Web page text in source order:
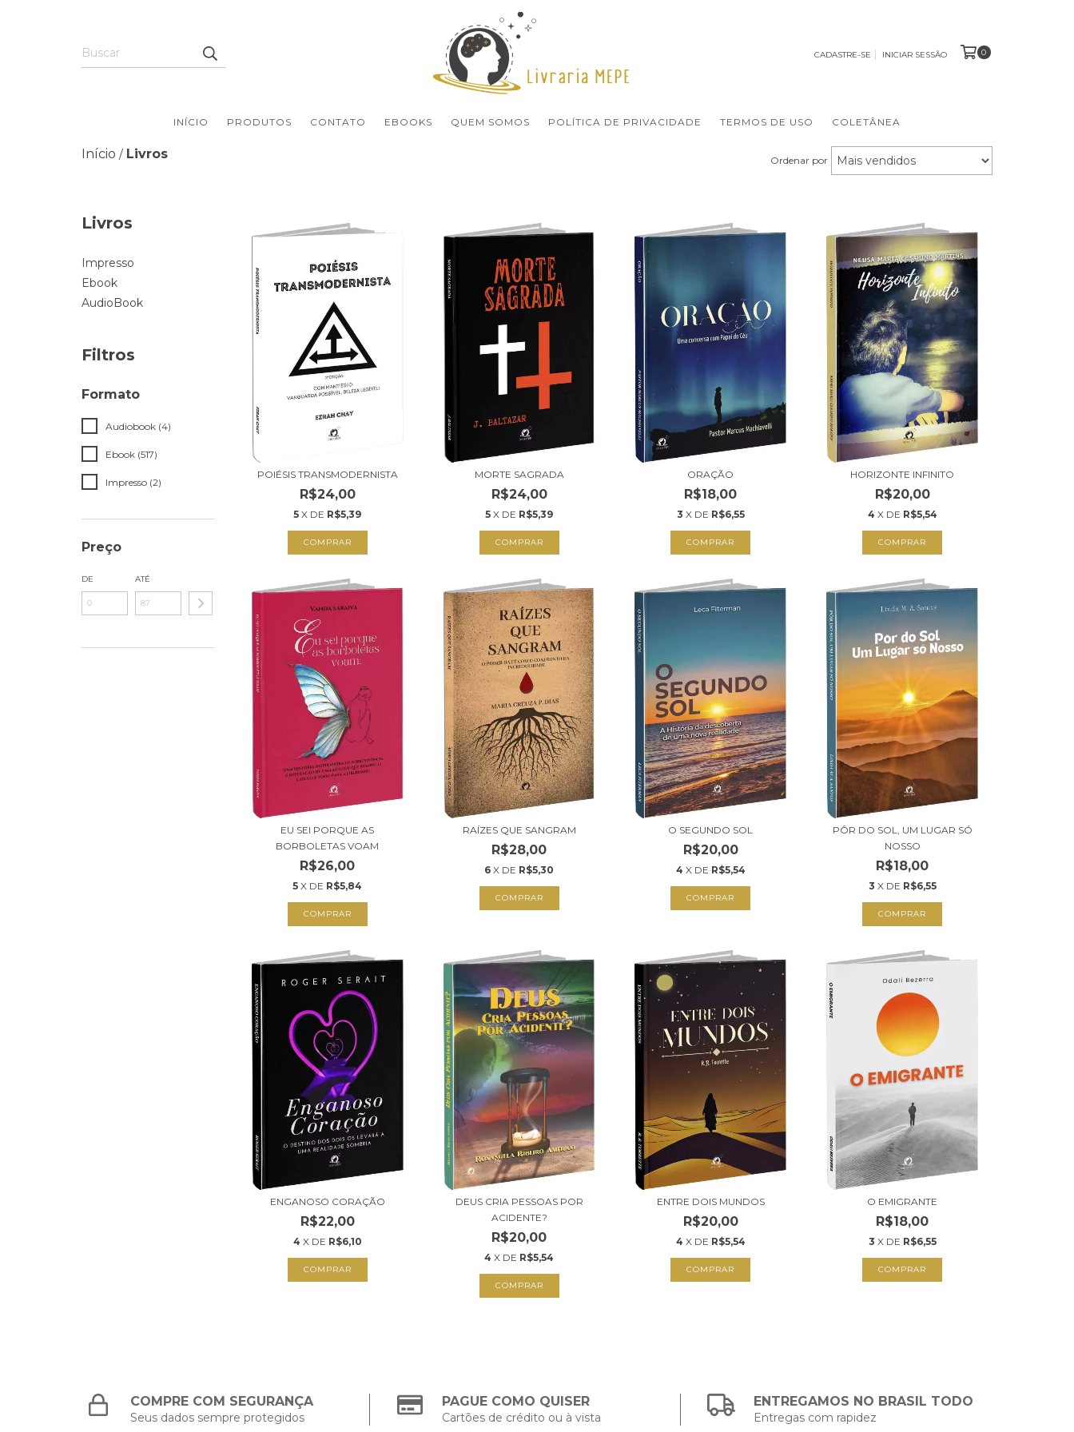
CADASTRE-SE INICIAR SESSÃO 0
INÍCIO PRODUTOS CONTATO EBOOKS QUEM SOMOS POLÍTICA DE PRIVACIDADE TERMOS DE USO COLETÂNEA
Início / Livros Ordenar por
Livros
Impresso
Ebook
AudioBook
Filtros
Formato
Audiobook (4)
Ebook (517)
Impresso (2)
Preço
DE ATÉ
POIÉSIS TRANSMODERNISTA
R$24,00
5 X DE R$5,39
COMPRAR
MORTE SAGRADA
R$24,00
5 X DE R$5,39
COMPRAR
ORAÇÃO
R$18,00
3 X DE R$6,55
COMPRAR
HORIZONTE INFINITO
R$20,00
4 X DE R$5,54
COMPRAR
EU SEI PORQUE AS
BORBOLETAS VOAM
R$26,00
5 X DE R$5,84
COMPRAR
RAÍZES QUE SANGRAM
R$28,00
6 X DE R$5,30
COMPRAR
O SEGUNDO SOL
R$20,00
4 X DE R$5,54
COMPRAR
PÔR DO SOL, UM LUGAR SÓ
NOSSO
R$18,00
3 X DE R$6,55
COMPRAR
ENGANOSO CORAÇÃO
R$22,00
4 X DE R$6,10
COMPRAR
DEUS CRIA PESSOAS POR
ACIDENTE?
R$20,00
4 X DE R$5,54
COMPRAR
ENTRE DOIS MUNDOS
R$20,00
4 X DE R$5,54
COMPRAR
O EMIGRANTE
R$18,00
3 X DE R$6,55
COMPRAR
COMPRE COM SEGURANÇA
Seus dados sempre protegidos
PAGUE COMO QUISER
Cartões de crédito ou à vista
ENTREGAMOS NO BRASIL TODO
Entregas com rapidez